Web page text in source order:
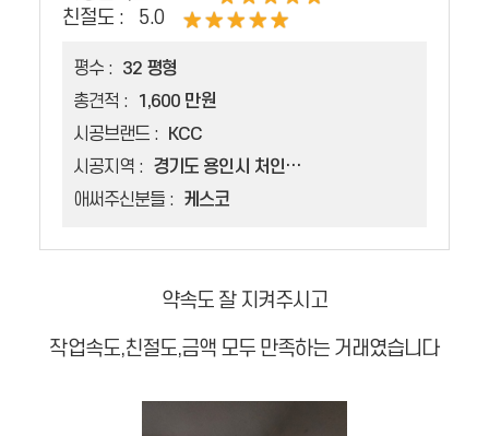
친절도 :
5.0
평수 :
32 평형
총견적 :
1,600 만원
시공브랜드 :
KCC
시공지역 :
경기도 용인시 처인구 양지면
애써주신분들 :
케스코
약속도 잘 지켜주시고
작업속도,친절도,금액 모두 만족하는 거래였습니다